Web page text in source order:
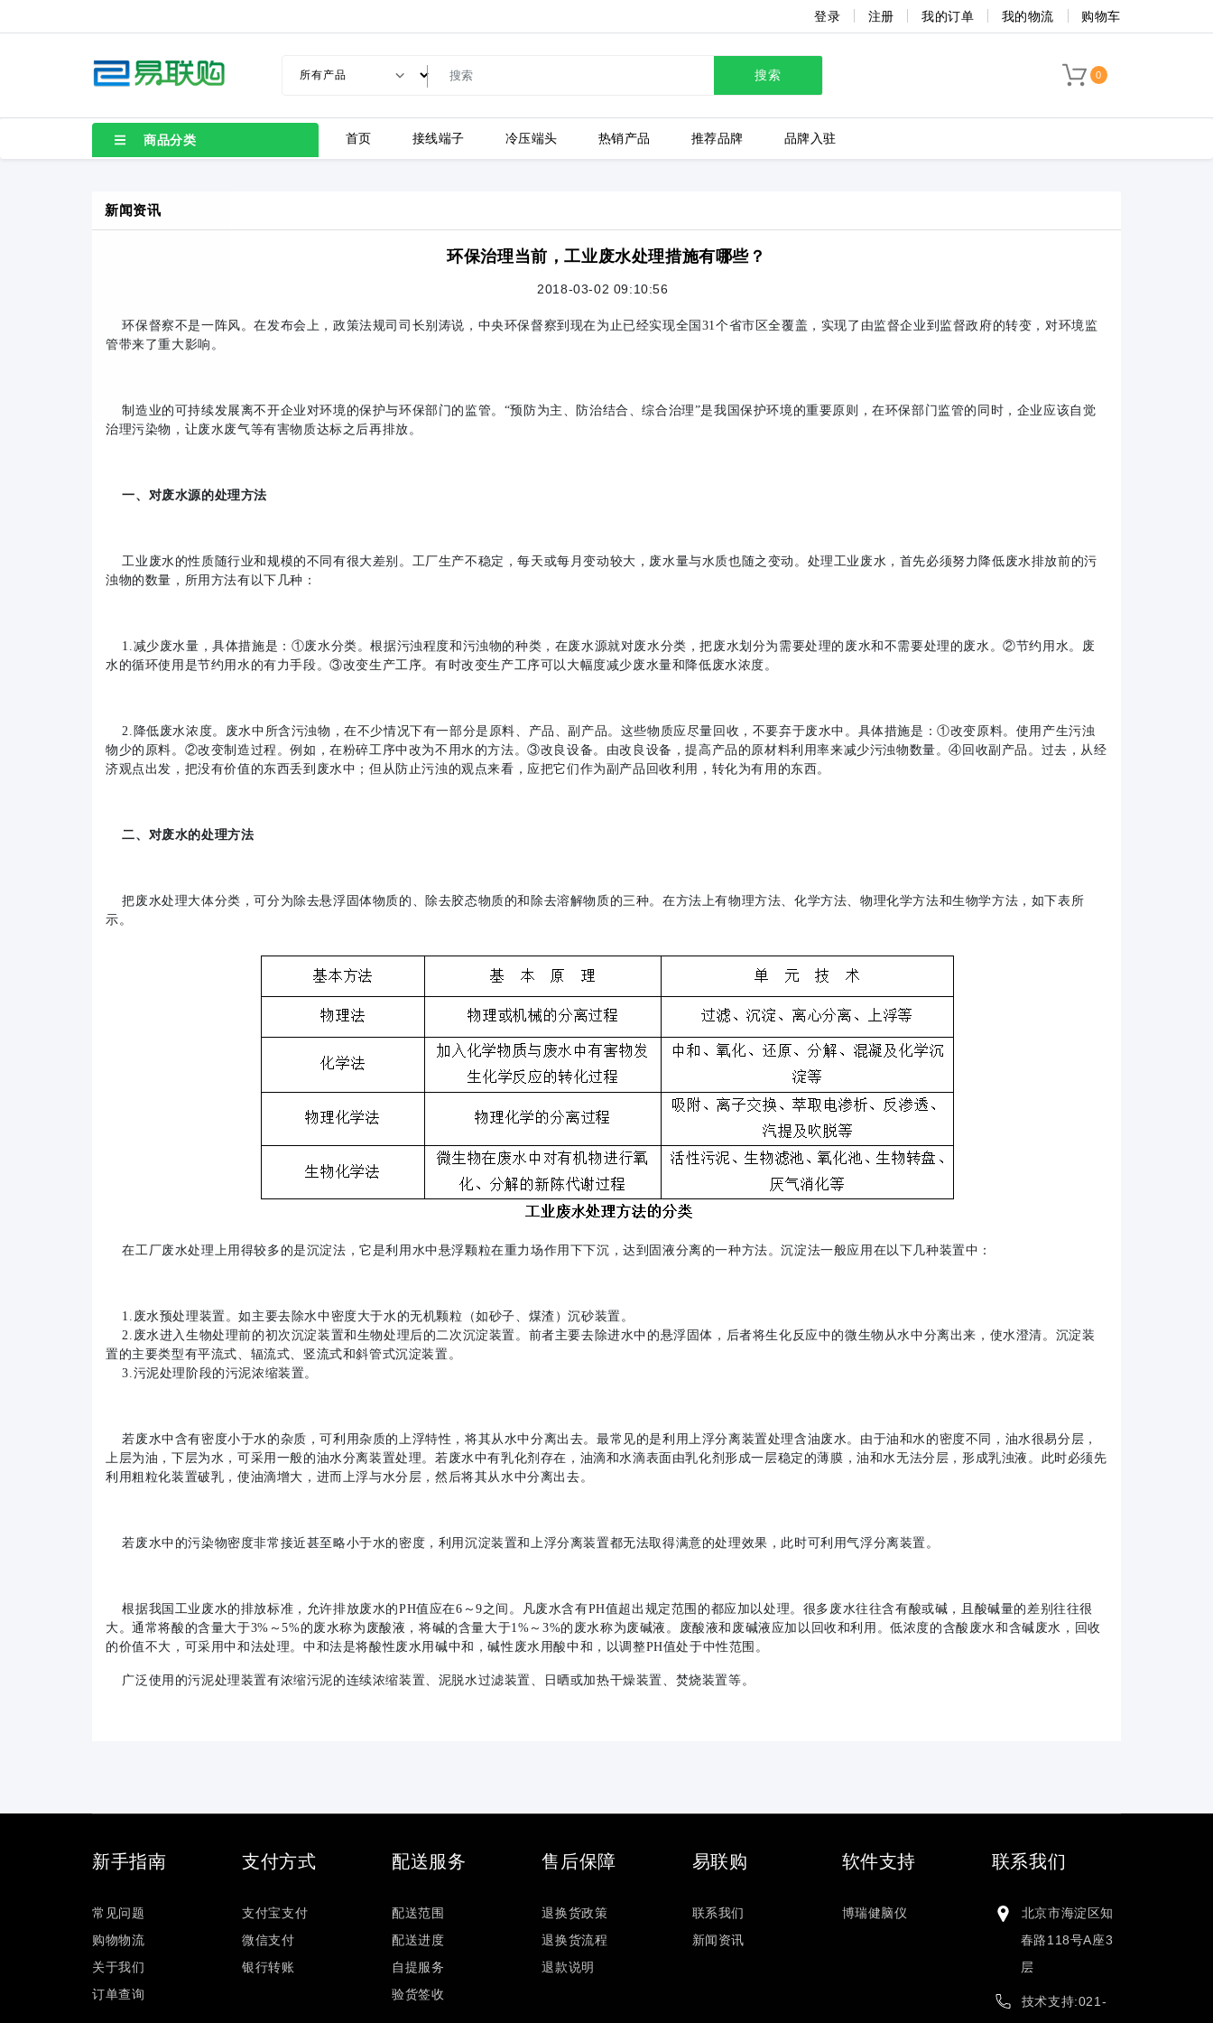
登录 注册 我的订单 我的物流 购物车
搜索 0
商品分类 首页 接线端子 冷压端头 热销产品 推荐品牌 品牌入驻
LC80-2.54-10P-130-00A
上海有乐
新闻资讯
环保治理当前，工业废水处理措施有哪些？
2018-03-02 09:10:56
环保督察不是一阵风。在发布会上，政策法规司司长别涛说，中央环保督察到现在为止已经实现全国31个省市区全覆盖，实现了由监督企业到监督政府的转变，对环境监
管带来了重大影响。
制造业的可持续发展离不开企业对环境的保护与环保部门的监管。“预防为主、防治结合、综合治理”是我国保护环境的重要原则，在环保部门监管的同时，企业应该自觉
治理污染物，让废水废气等有害物质达标之后再排放。
一、对废水源的处理方法
工业废水的性质随行业和规模的不同有很大差别。工厂生产不稳定，每天或每月变动较大，废水量与水质也随之变动。处理工业废水，首先必须努力降低废水排放前的污
浊物的数量，所用方法有以下几种：
1.减少废水量，具体措施是：①废水分类。根据污浊程度和污浊物的种类，在废水源就对废水分类，把废水划分为需要处理的废水和不需要处理的废水。②节约用水。废
水的循环使用是节约用水的有力手段。③改变生产工序。有时改变生产工序可以大幅度减少废水量和降低废水浓度。
2.降低废水浓度。废水中所含污浊物，在不少情况下有一部分是原料、产品、副产品。这些物质应尽量回收，不要弃于废水中。具体措施是：①改变原料。使用产生污浊
物少的原料。②改变制造过程。例如，在粉碎工序中改为不用水的方法。③改良设备。由改良设备，提高产品的原材料利用率来减少污浊物数量。④回收副产品。过去，从经
济观点出发，把没有价值的东西丢到废水中；但从防止污浊的观点来看，应把它们作为副产品回收利用，转化为有用的东西。
二、对废水的处理方法
把废水处理大体分类，可分为除去悬浮固体物质的、除去胶态物质的和除去溶解物质的三种。在方法上有物理方法、化学方法、物理化学方法和生物学方法，如下表所
示。
在工厂废水处理上用得较多的是沉淀法，它是利用水中悬浮颗粒在重力场作用下下沉，达到固液分离的一种方法。沉淀法一般应用在以下几种装置中：
1.废水预处理装置。如主要去除水中密度大于水的无机颗粒（如砂子、煤渣）沉砂装置。
2.废水进入生物处理前的初次沉淀装置和生物处理后的二次沉淀装置。前者主要去除进水中的悬浮固体，后者将生化反应中的微生物从水中分离出来，使水澄清。沉淀装
置的主要类型有平流式、辐流式、竖流式和斜管式沉淀装置。
3.污泥处理阶段的污泥浓缩装置。
若废水中含有密度小于水的杂质，可利用杂质的上浮特性，将其从水中分离出去。最常见的是利用上浮分离装置处理含油废水。由于油和水的密度不同，油水很易分层，
上层为油，下层为水，可采用一般的油水分离装置处理。若废水中有乳化剂存在，油滴和水滴表面由乳化剂形成一层稳定的薄膜，油和水无法分层，形成乳浊液。此时必须先
利用粗粒化装置破乳，使油滴增大，进而上浮与水分层，然后将其从水中分离出去。
若废水中的污染物密度非常接近甚至略小于水的密度，利用沉淀装置和上浮分离装置都无法取得满意的处理效果，此时可利用气浮分离装置。
根据我国工业废水的排放标准，允许排放废水的PH值应在6～9之间。凡废水含有PH值超出规定范围的都应加以处理。很多废水往往含有酸或碱，且酸碱量的差别往往很
大。通常将酸的含量大于3%～5%的废水称为废酸液，将碱的含量大于1%～3%的废水称为废碱液。废酸液和废碱液应加以回收和利用。低浓度的含酸废水和含碱废水，回收
的价值不大，可采用中和法处理。中和法是将酸性废水用碱中和，碱性废水用酸中和，以调整PH值处于中性范围。
广泛使用的污泥处理装置有浓缩污泥的连续浓缩装置、泥脱水过滤装置、日晒或加热干燥装置、焚烧装置等。
新手指南
常见问题
购物物流
关于我们
订单查询
支付方式
支付宝支付
微信支付
银行转账
配送服务
配送范围
配送进度
自提服务
验货签收
售后保障
退换货政策
退换货流程
退款说明
易联购
联系我们
新闻资讯
软件支持
博瑞健脑仪
联系我们
北京市海淀区知
春路118号A座3
层
技术支持:021-